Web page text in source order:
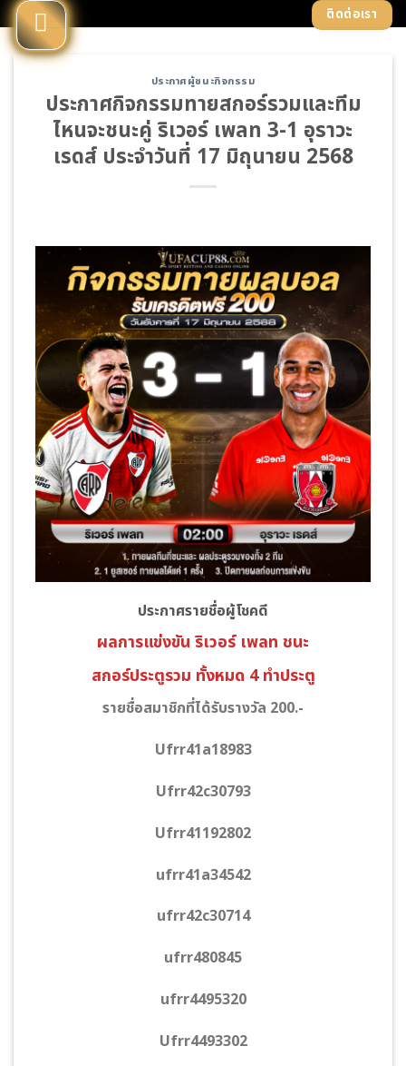
Skip
to
content
ติดต่อเรา
ประกาศผู้ชนะกิจกรรม
ประกาศกิจกรรมทายสกอร์รวมและทีม
ไหนจะชนะคู่ ริเวอร์ เพลท 3-1 อุราวะ
เรดส์ ประจำวันที่ 17 มิถุนายน 2568
ประกาศรายชื่อผู้โชคดี
ผลการแข่งขัน ริเวอร์ เพลท ชนะ
สกอร์ประตูรวม ทั้งหมด 4 ทำประตู
รายชื่อสมาชิกที่ได้รับรางวัล 200.-
Ufrr41a18983
Ufrr42c30793
Ufrr41192802
ufrr41a34542
ufrr42c30714
ufrr480845
ufrr4495320
Ufrr4493302